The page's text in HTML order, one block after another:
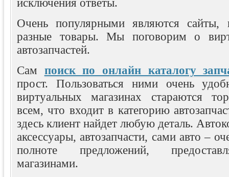
исключения ответы.
Очень популярными являются сайты,
разные товары. Мы поговорим о
автозапчастей.
Сам поиск по онлайн каталогу
прост. Пользоваться ними очень
виртуальных магазинах стараются
всем, что входит в категорию
здесь клиент найдет любую деталь.
аксессуары, автозапчасти, сами авто –
полноте предложений,
магазинами.